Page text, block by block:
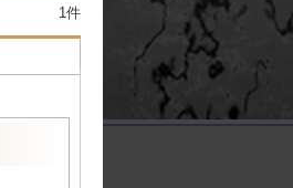
1件